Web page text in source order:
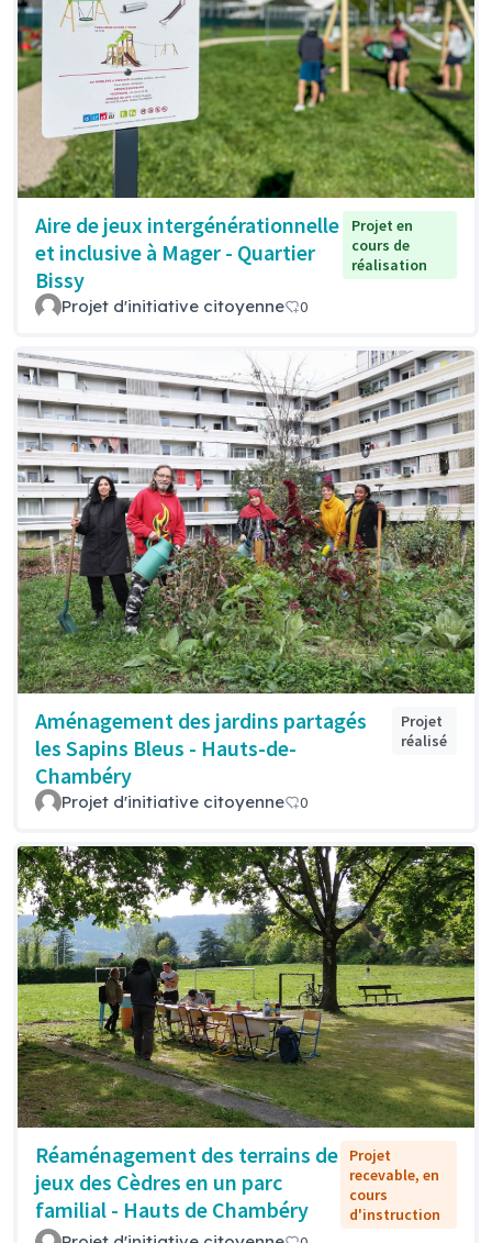
Aire de jeux intergénérationnelle
et inclusive à Mager - Quartier
Bissy
Projet en
cours de
réalisation
Projet d'initiative citoyenne 0
Aménagement des jardins partagés
les Sapins Bleus - Hauts-de-
Chambéry
Projet
réalisé
Projet d'initiative citoyenne 0
Réaménagement des terrains de
jeux des Cèdres en un parc
familial - Hauts de Chambéry
Projet
recevable, en
cours
d'instruction